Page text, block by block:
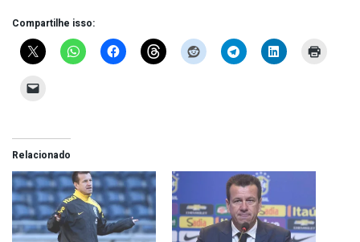
Compartilhe isso:
Relacionado